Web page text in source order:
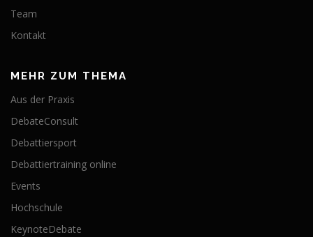
Team
Kontakt
MEHR ZUM THEMA
Aus der Praxis
DebateConsult
Debattiersport
Debattiertraining online
Events
Hochschule
KeynoteDebate